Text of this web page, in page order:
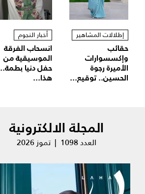
إطلالات المشاهير
حقائب
وإكسسوارات
الأميرة رجوة
الحسين.. توقيع...
أخبار النجوم
انسحاب الفرقة
الموسيقية من
حفل دنيا بطمة..
هذا...
المجلة الالكترونية
العدد 1098 | تموز 2026